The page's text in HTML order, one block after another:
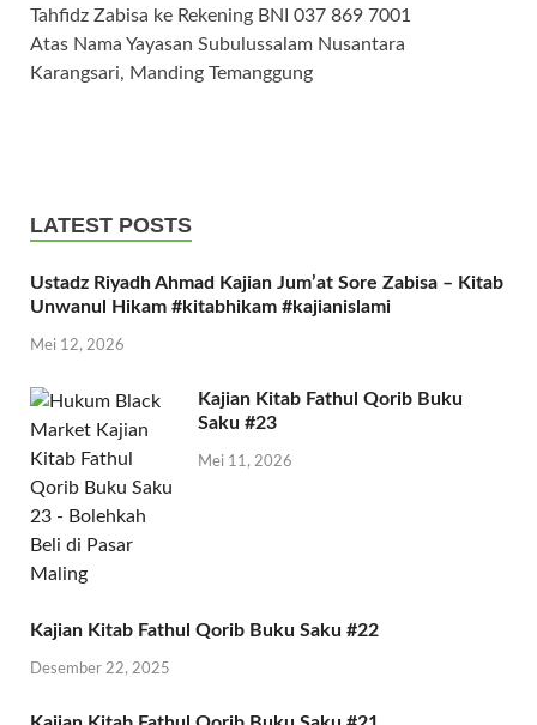
Tahfidz Zabisa ke Rekening BNI 037 869 7001
Atas Nama Yayasan Subulussalam Nusantara
Karangsari, Manding Temanggung
LATEST POSTS
Ustadz Riyadh Ahmad Kajian Jum’at Sore Zabisa – Kitab
Unwanul Hikam #kitabhikam #kajianislami
Mei 12, 2026
Kajian Kitab Fathul Qorib Buku
Saku #23
Mei 11, 2026
Kajian Kitab Fathul Qorib Buku Saku #22
Desember 22, 2025